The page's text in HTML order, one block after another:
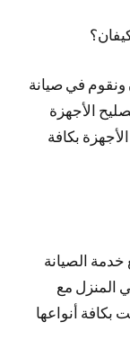
ونقوم في صيانة
الأجهزة
بكافة
خدمة الصيانة
المنزل مع
بكافة أنواعها